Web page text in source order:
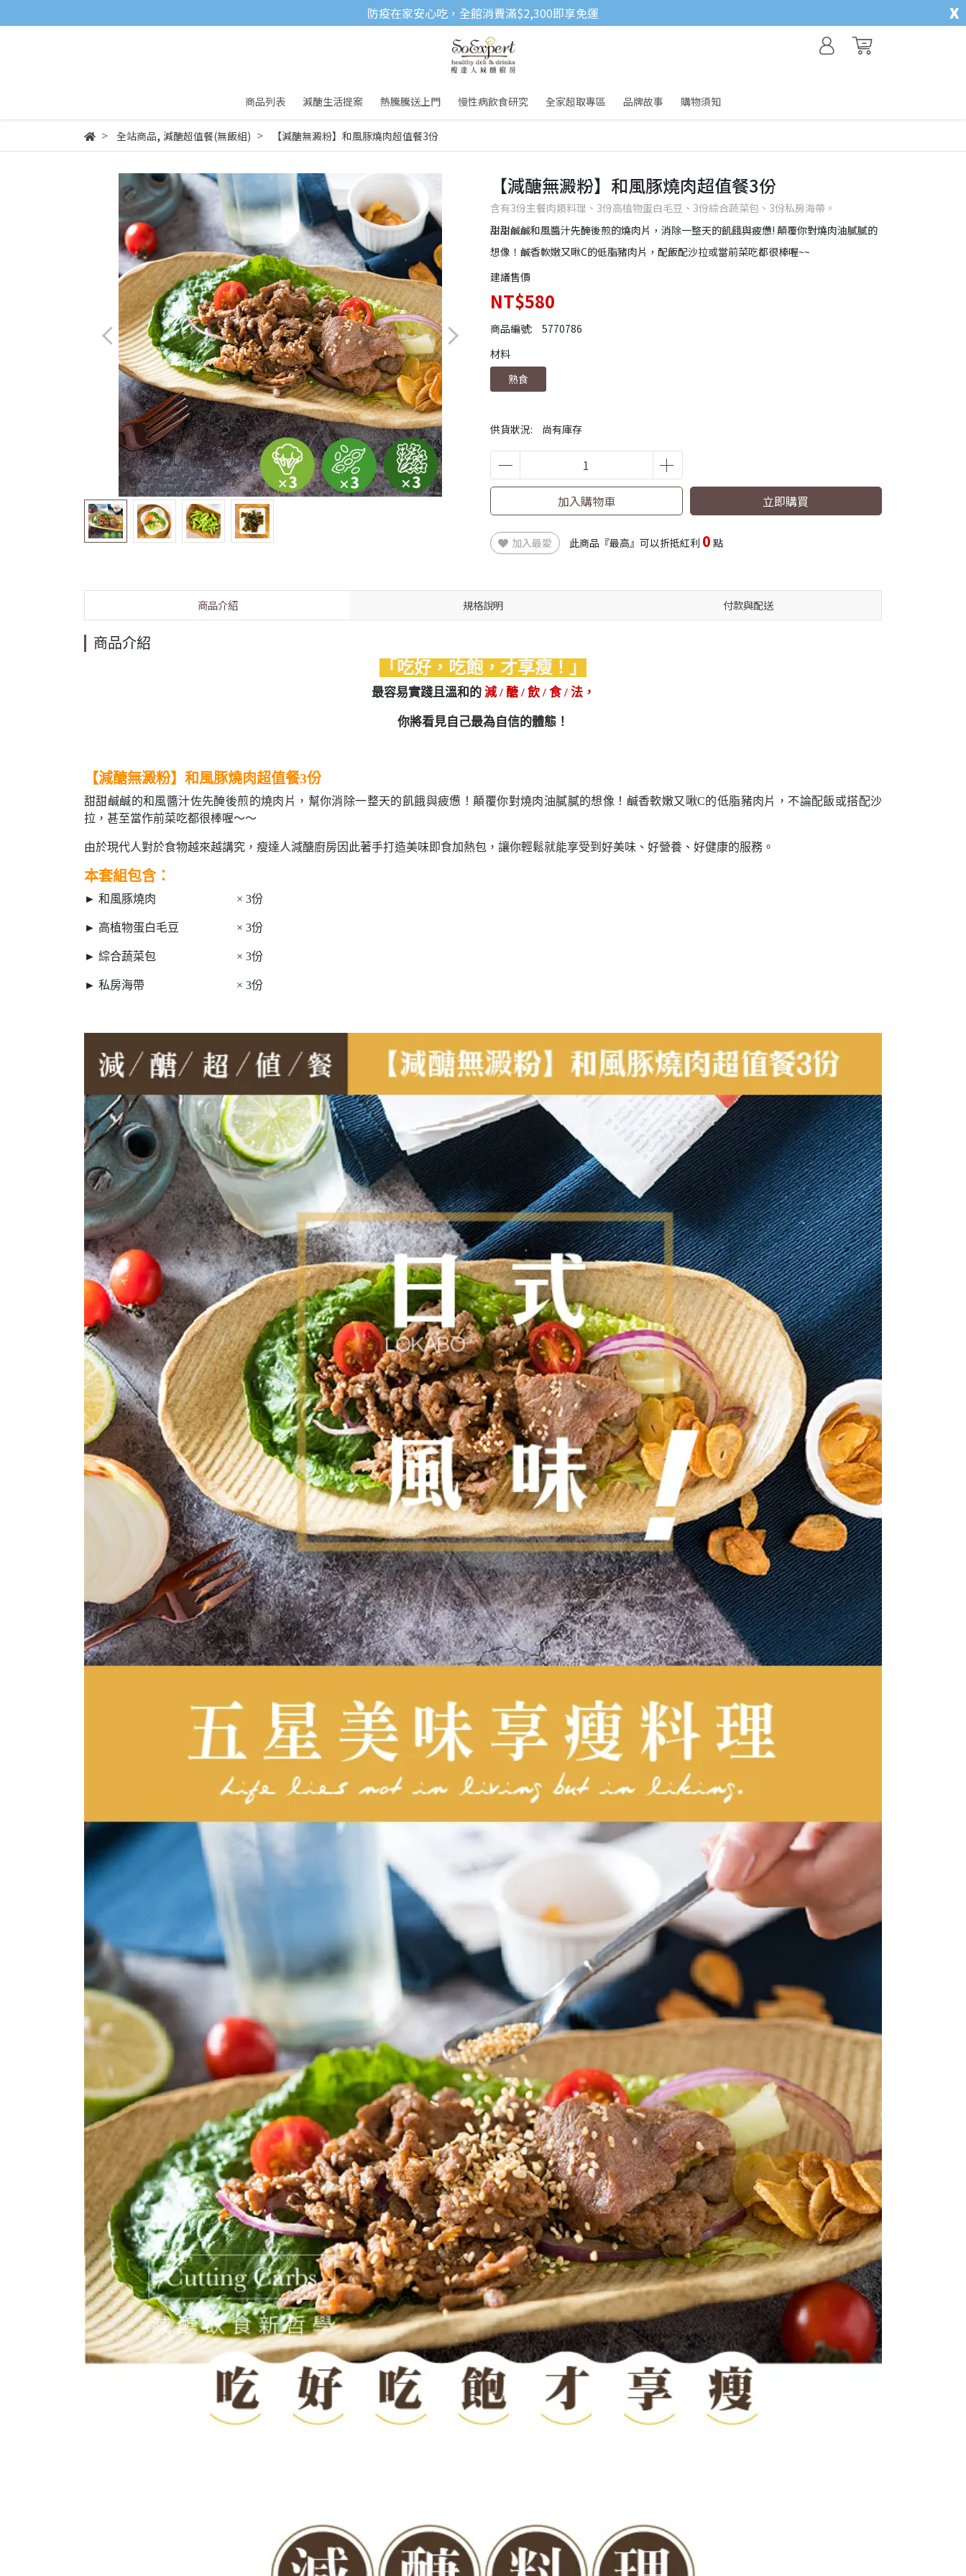
防疫在家安心吃，全館消費滿$2,300即享免運 x
商品列表 減醣生活提案 熱騰騰送上門 慢性病飲食研究 全家超取專區 品牌故事 購物須知
全站商品, 減醣超值餐(無飯組) 【減醣無澱粉】和風豚燒肉超值餐3份
【減醣無澱粉】和風豚燒肉超值餐3份
含有3份主餐肉類料理、3份高植物蛋白毛豆、3份綜合蔬菜包、3份私房海帶。
甜甜鹹鹹和風醬汁先醃後煎的燒肉片，消除一整天的飢餓與疲憊! 顛覆你對燒肉油膩膩的
想像！鹹香軟嫩又啾C的低脂豬肉片，配飯配沙拉或當前菜吃都很棒喔~~
建議售價
NT$580
商品編號: 5770786
供貨狀況: 尚有庫存
材料
熟食
加入購物車 立即購買
加入最愛 此商品『最高』可以折抵紅利 0 點
商品介紹 規格說明 付款與配送
商品介紹
「吃好，吃飽，才享瘦！」
最容易實踐且溫和的減 / 醣 / 飲 / 食 / 法，
你將看見自己最為自信的體態！
【減醣無澱粉】和風豚燒肉超值餐3份
甜甜鹹鹹的和風醬汁佐先醃後煎的燒肉片，幫你消除一整天的飢餓與疲憊！顛覆你對燒肉油膩膩的想像！鹹香軟嫩又啾C的低脂豬肉片，不論配飯或搭配沙
拉，甚至當作前菜吃都很棒喔～～
由於現代人對於食物越來越講究，瘦達人減醣廚房因此著手打造美味即食加熱包，讓你輕鬆就能享受到好美味、好營養、好健康的服務。
本套組包含：
► 和風豚燒肉 × 3份
► 高植物蛋白毛豆 × 3份
► 綜合蔬菜包 × 3份
► 私房海帶 × 3份